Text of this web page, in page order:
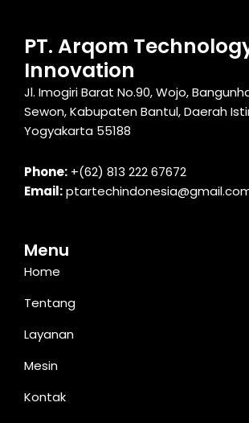
PT. Arqom
Innovation
Jl. Imogiri Barat No.90, Wojo,
Sewon, Kabupaten Bantul, Daerah
Yogyakarta 55188
Phone: +(62) 813 222 67672
Email:
Menu
Home
Tentang
Layanan
Mesin
Kontak